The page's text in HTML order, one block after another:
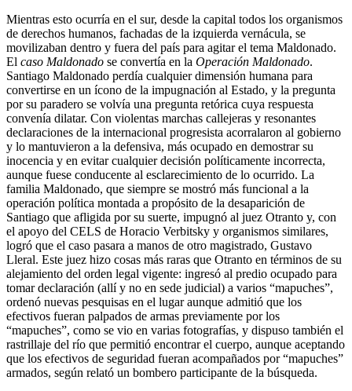
Mientras esto ocurría en el sur, desde la capital todos los organismos
de derechos humanos, fachadas de la izquierda vernácula, se
movilizaban dentro y fuera del país para agitar el tema Maldonado.
El caso Maldonado se convertía en la Operación Maldonado.
Santiago Maldonado perdía cualquier dimensión humana para
convertirse en un ícono de la impugnación al Estado, y la pregunta
por su paradero se volvía una pregunta retórica cuya respuesta
convenía dilatar. Con violentas marchas callejeras y resonantes
declaraciones de la internacional progresista acorralaron al gobierno
y lo mantuvieron a la defensiva, más ocupado en demostrar su
inocencia y en evitar cualquier decisión políticamente incorrecta,
aunque fuese conducente al esclarecimiento de lo ocurrido. La
familia Maldonado, que siempre se mostró más funcional a la
operación política montada a propósito de la desaparición de
Santiago que afligida por su suerte, impugnó al juez Otranto y, con
el apoyo del CELS de Horacio Verbitsky y organismos similares,
logró que el caso pasara a manos de otro magistrado, Gustavo
Lleral. Este juez hizo cosas más raras que Otranto en términos de su
alejamiento del orden legal vigente: ingresó al predio ocupado para
tomar declaración (allí y no en sede judicial) a varios “mapuches”,
ordenó nuevas pesquisas en el lugar aunque admitió que los
efectivos fueran palpados de armas previamente por los
“mapuches”, como se vio en varias fotografías, y dispuso también el
rastrillaje del río que permitió encontrar el cuerpo, aunque aceptando
que los efectivos de seguridad fueran acompañados por “mapuches”
armados, según relató un bombero participante de la búsqueda.